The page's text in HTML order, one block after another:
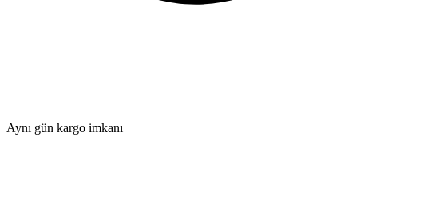
Aynı gün kargo imkanı